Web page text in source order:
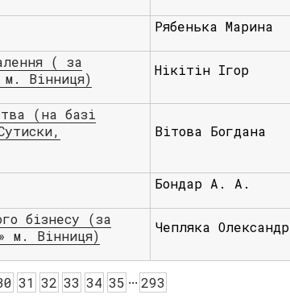
Рябенька Марина
( за
м. Вінниця)
Нікітін Ігор
(на базі
Вітова Богдана
Бондар А. А.
бізнесу (за
м. Вінниця)
Чепляка Олександр
31 32 33 34 35 ... 293